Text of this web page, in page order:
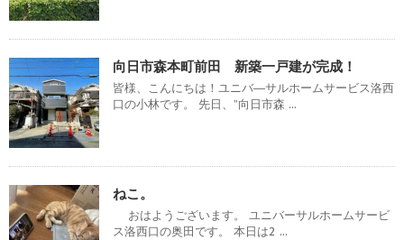
向日市森本町前田 新築一戸建が完成！
皆様、こんにちは！ユニバ―サルホームサービス洛西
口の小林です。 先日、”向日市森 ...
ねこ。
おはようございます。 ユニバーサルホームサービ
ス洛西口の奥田です。 本日は2 ...